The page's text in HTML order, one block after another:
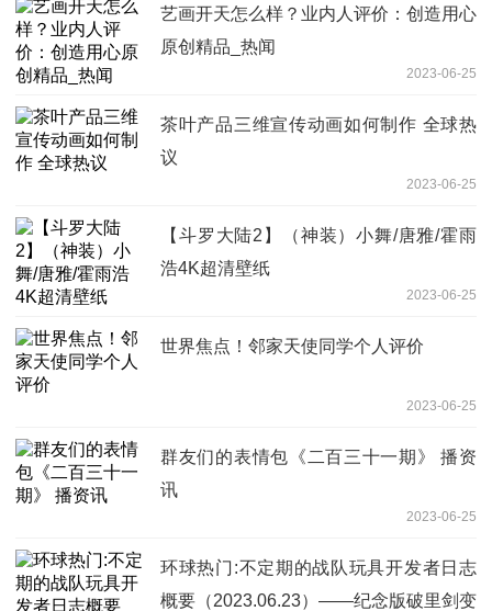
艺画开天怎么样？业内人评价：创造用心
原创精品_热闻
2023-06-25
茶叶产品三维宣传动画如何制作 全球热
议
2023-06-25
【斗罗大陆2】（神装）小舞/唐雅/霍雨
浩4K超清壁纸
2023-06-25
世界焦点！邻家天使同学个人评价
2023-06-25
群友们的表情包《二百三十一期》 播资
讯
2023-06-25
环球热门:不定期的战队玩具开发者日志
概要（2023.06.23）——纪念版破里剑变